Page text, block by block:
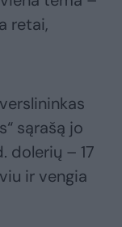
retai,
sąrašą jo
dolerių – 17
ir vengia